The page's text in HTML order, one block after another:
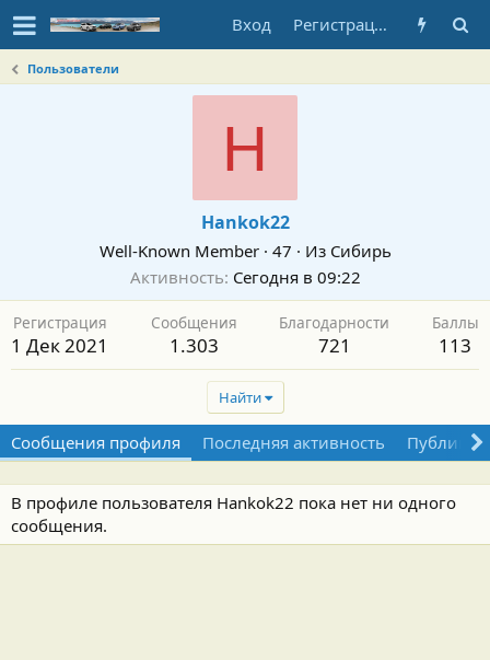
Вход Регистрация
Пользователи
H
Hankok22
Well-Known Member · 47 · Из Сибирь
Активность Сегодня в 09:22
Регистрация
1 Дек 2021
Сообщения
1.303
Благодарности
721
Баллы
113
Найти
Сообщения профиля Последняя активность
В профиле пользователя Hankok22 пока нет ни одного
сообщения.